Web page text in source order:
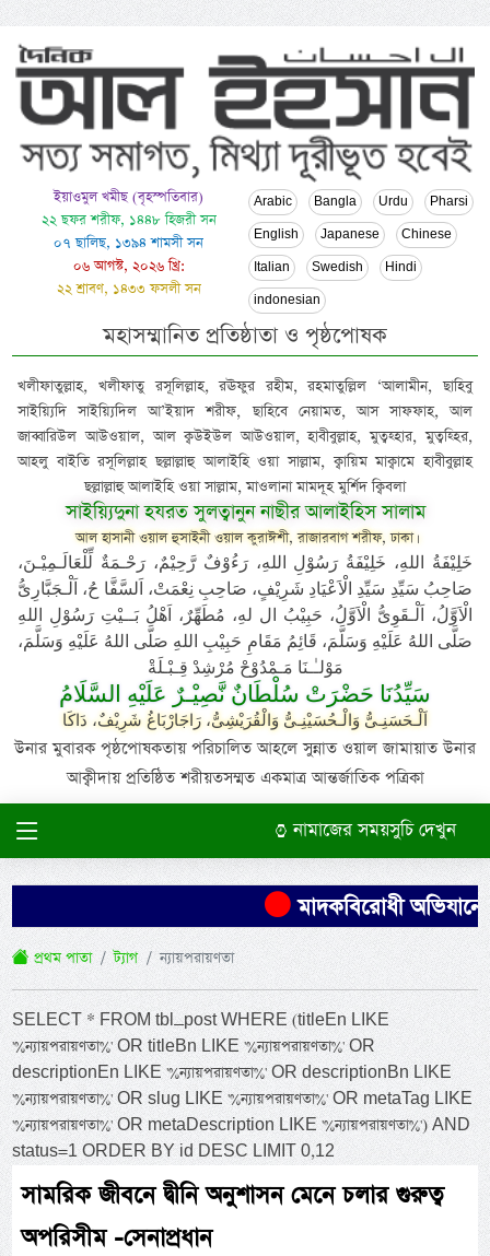
ইয়াওমুল খমীছ (বৃহস্পতিবার)
২২ ছফর শরীফ, ১৪৪৮ হিজরী সন
০৭ ছালিছ, ১৩৯৪ শামসী সন
০৬ আগস্ট, ২০২৬ খ্রি:
২২ শ্রাবণ, ১৪৩৩ ফসলী সন
Arabic Bangla Urdu Pharsi
English Japanese Chinese
Italian Swedish Hindi
indonesian
মহাসম্মানিত প্রতিষ্ঠাতা ও পৃষ্ঠপোষক
খলীফাতুল্লাহ, খলীফাতু রসূলিল্লাহ, রঊফুর রহীম, রহমাতুল্লিল ‘আলামীন, ছাহিবু
সাইয়্যিদি সাইয়্যিদিল আ’ইয়াদ শরীফ, ছাহিবে নেয়ামত, আস সাফফাহ, আল
জাব্বারিউল আউওয়াল, আল ক্বউইউল আউওয়াল, হাবীবুল্লাহ, মুত্বহ্হার, মুত্বহ্হির,
আহলু বাইতি রসূলিল্লাহ ছল্লাল্লাহু আলাইহি ওয়া সাল্লাম, ক্বায়িম মাক্বামে হাবীবুল্লাহ
ছল্লাল্লাহু আলাইহি ওয়া সাল্লাম, মাওলানা মামদূহ মুর্শিদ ক্বিবলা
সাইয়্যিদুনা হযরত সুলত্বানুন নাছীর আলাইহিস সালাম
আল হাসানী ওয়াল হুসাইনী ওয়াল কুরাঈশী, রাজারবাগ শরীফ, ঢাকা।
خَلِيْفَةُ اللهِ، خَلِيْفَةُ رَسُوْلِ اللهِ، رَءُوْفٌ رَّحِيْمٌ، رَحْـمَةٌ لِّلْعَالَـمِيْـنَ،
صَاحِبُ سَيِّدِ سَيِّدِ الْاَعْيَادِ شَرِيْفٍ، صَاحِبِ نِعْمَتْ، اَلسَّفَّا حُ، اَلْـجَبَّارِىُّ
الْاَوَّلُ، اَلْـقَوِىُّ الْاَوَّلُ، حَبِيْبُ ال لهِ، مُطَهِّرٌ، اَهْلُ بَــيْتِ رَسُوْلِ اللهِ
صَلَّى اللهُ عَلَيْهِ وَسَلَّمَ، قَائِمُ مَقَامِ حَبِيْبِ اللهِ صَلَّى اللهُ عَلَيْهِ وَسَلَّمَ،
مَوْلـٰـنَا مَـمْدُوْحْ مُرْشِدْ قِـبْـلَةْ
سَيِّدُنَا حَضْرَتْ سُلْطَانٌ نَّصِيْـرٌ عَلَيْهِ السَّلَامُ
اَلْـحَسَنِـىُّ وَالْـحُسَيْنِـىُّ وَالْقُرَيْشِىُّ، رَاجَارْبَاغُ شَرِيْفٌ، دَاكَا
উনার মুবারক পৃষ্ঠপোষকতায় পরিচালিত আহলে সুন্নাত ওয়াল জামায়াত উনার
আক্বীদায় প্রতিষ্ঠিত শরীয়তসম্মত একমাত্র আন্তর্জাতিক পত্রিকা
নামাজের সময়সুচি দেখুন
মাদকবিরোধী অভিযানে
প্রথম পাতা ট্যাগ ন্যায়পরায়ণতা
SELECT * FROM tbl_post WHERE (titleEn LIKE
'%ন্যায়পরায়ণতা%' OR titleBn LIKE '%ন্যায়পরায়ণতা%' OR
descriptionEn LIKE '%ন্যায়পরায়ণতা%' OR descriptionBn LIKE
'%ন্যায়পরায়ণতা%' OR slug LIKE '%ন্যায়পরায়ণতা%' OR metaTag LIKE
'%ন্যায়পরায়ণতা%' OR metaDescription LIKE '%ন্যায়পরায়ণতা%') AND
status=1 ORDER BY id DESC LIMIT 0,12
সামরিক জীবনে দ্বীনি অনুশাসন মেনে চলার গুরুত্ব
অপরিসীম -সেনাপ্রধান